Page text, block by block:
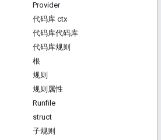
Provider
代码库 ctx
代码库代码库
代码库规则
根
规则
规则属性
Runfile
struct
子规则